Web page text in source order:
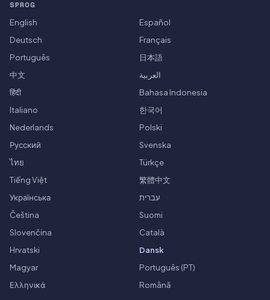
SPROG
English
Español
Deutsch
Français
Português
日本語
中文
العربية
हिंदी
Bahasa Indonesia
Italiano
한국어
Nederlands
Polski
Русский
Svenska
ไทย
Türkçe
Tiếng Việt
繁體中文
Українська
עברית
Čeština
Suomi
Slovenčina
Català
Hrvatski
Dansk
Magyar
Português (PT)
Ελληνικά
Română